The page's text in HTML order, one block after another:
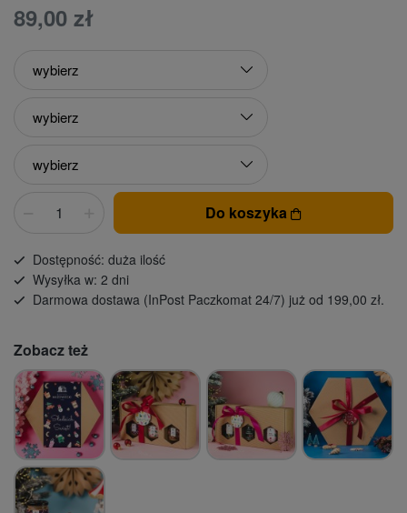
89,00 zł
Do koszyka
Dostępność: duża ilość
Wysyłka w: 2 dni
Darmowa dostawa (InPost Paczkomat 24/7) już od 199,00 zł.
Zobacz też